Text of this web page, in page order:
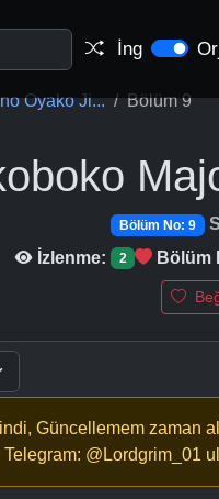
İng
Oyako Ji... Bölüm 9
Bölüm No: 9
İzlenme:
2 Bölüm
Güncellemem zaman
Telegram: @Lordgrim_01